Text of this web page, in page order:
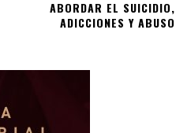
ABORDAR EL SUICIDIO,
ADICCIONES Y ABUSO